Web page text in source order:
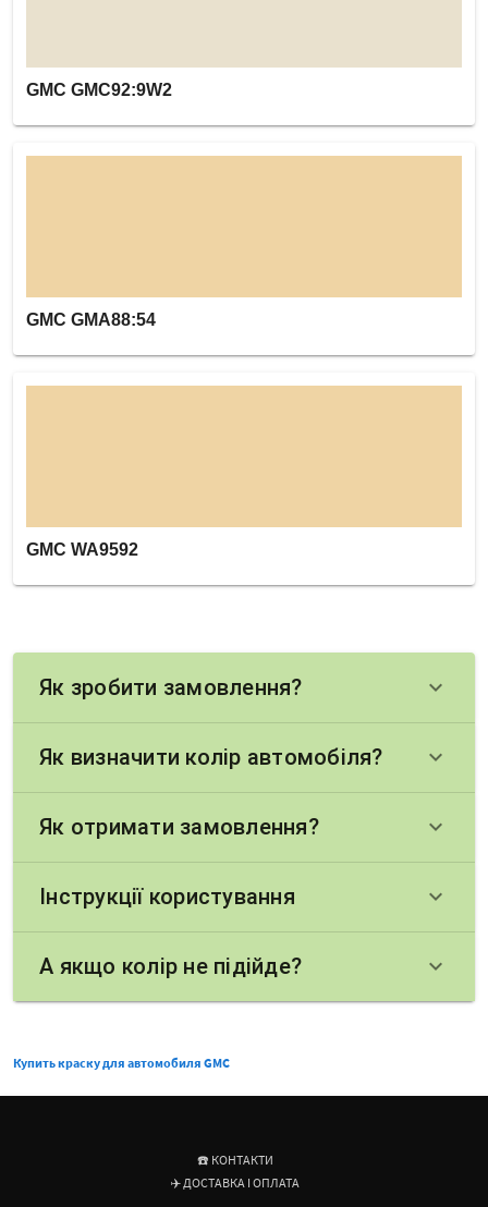
GMC GMC92:9W2
GMC GMA88:54
GMC WA9592
Як зробити замовлення? keyboard_arrow_down
Як визначити колір автомобіля? keyboard_arrow_down
Як отримати замовлення? keyboard_arrow_down
Інструкції користування keyboard_arrow_down
А якщо колір не підійде? keyboard_arrow_down
Купить краску для автомобиля GMC
☎️ КОНТАКТИ
✈️ ДОСТАВКА І ОПЛАТА